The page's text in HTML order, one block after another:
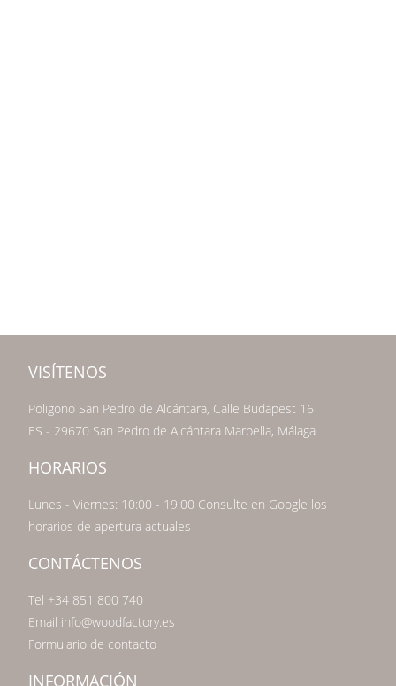
VISÍTENOS
Poligono San Pedro de Alcántara, Calle Budapest 16
ES - 29670 San Pedro de Alcántara Marbella, Málaga
HORARIOS
Lunes - Viernes: 10:00 - 19:00 Consulte en Google los
horarios de apertura actuales
CONTÁCTENOS
Tel +34 851 800 740
Email info@woodfactory.es
Formulario de contacto
INFORMACIÓN